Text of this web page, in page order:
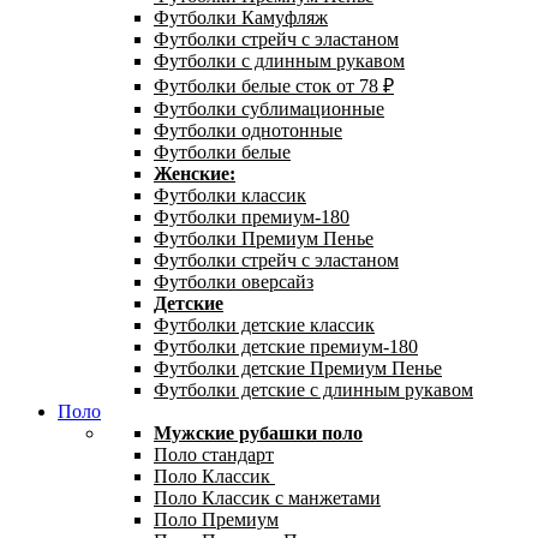
Футболки Камуфляж
Футболки стрейч с эластаном
Футболки с длинным рукавом
Футболки белые сток от 78 ₽
Футболки сублимационные
Футболки однотонные
Футболки белые
Женские:
Футболки классик
Футболки премиум-180
Футболки Премиум Пенье
Футболки стрейч с эластаном
Футболки оверсайз
Детские
Футболки детские классик
Футболки детские премиум-180
Футболки детские Премиум Пенье
Футболки детские с длинным рукавом
Поло
Мужские рубашки поло
Поло стандарт
Поло Классик
Поло Классик с манжетами
Поло Премиум